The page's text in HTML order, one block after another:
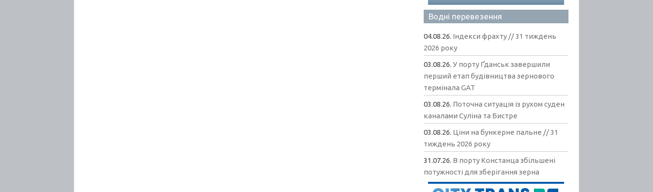
Водні перевезення
04.08.26. Індекси фрахту // 31 тиждень
2026 року
03.08.26.У порту Ґданськ завершили
перший етап будівництва зернового
термінала GAT
03.08.26. Поточна ситуація із рухом суден
каналами Суліна та Бистре
03.08.26. Ціни на бункерне пальне // 31
тиждень 2026 року
31.07.26. В порту Констанца збільшені
потужності для зберігання зерна